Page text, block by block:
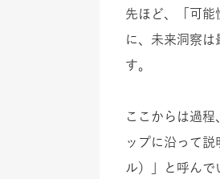
先ほど、「可能
に、未来洞察
す。
ここからは過
ップに沿って
ル）」と呼んで